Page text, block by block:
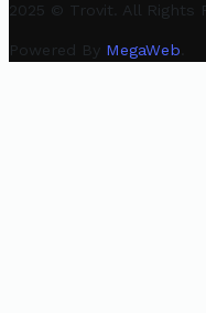
2025 © Trovit. All Rights
Powered By MegaWeb